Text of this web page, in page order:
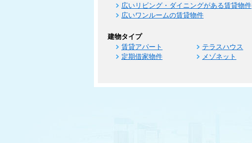
広いリビング・ダイニングがある賃貸物件
広いワンルームの賃貸物件
建物タイプ
賃貸アパート テラスハウス
定期借家物件
メゾネット